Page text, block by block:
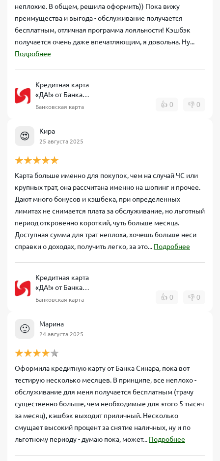
неплохие. В общем, решила оформить)) Пока вижу
преимущества и выгода - обслуживание получается
бесплатным, отличная программа лояльности! Кэшбэк
получается очень даже впечатляющим, я довольна. Ну...
Подробнее
Кредитная карта
«ДА!» от Банка
Синара
Банковская карта 👍 0 👎 0
😍 Кира
25 августа 2025
Карта больше именно для покупок, чем на случай ЧС или
крупных трат, она рассчитана именно на шопинг и прочее.
Дают много бонусов и кэшбека, при определенных
лимитах не снимается плата за обслуживание, но льготный
период откровенно короткий, чуть больше месяца.
Доступная сумма для трат неплоха, хочешь больше неси
справки о доходах, получить легко, за это... Подробнее
Кредитная карта
«ДА!» от Банка
Синара
Банковская карта 👍 0 👎 0
🙂 Марина
24 августа 2025
Оформила кредитную карту от Банка Синара, пока вот
тестирую несколько месяцев. В принципе, все неплохо -
обслуживание для меня получается бесплатным (трачу
существенно больше, чем необходимые для этого 5 тысяч
за месяц), кэшбэк выходит приличный. Несколько
смущает высокий процент за снятие наличных, ну и по
льготному периоду - думаю пока, может... Подробнее